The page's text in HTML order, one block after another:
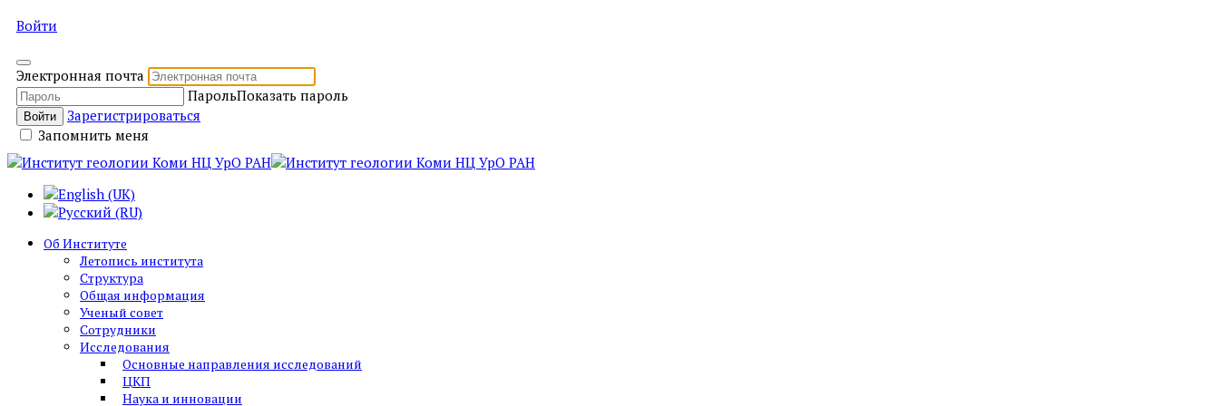
Войти
Электронная почта
ПарольПоказать пароль
Войти
Зарегистрироваться
Запомнить меня
Об Институте
Летопись института
Структура
Общая информация
Ученый совет
Сотрудники
Исследования
Основные направления исследований
ЦКП
Наука и инновации
объектов Типы объектов
Стратиграфический
Палеонтологический Ископаемые остатки